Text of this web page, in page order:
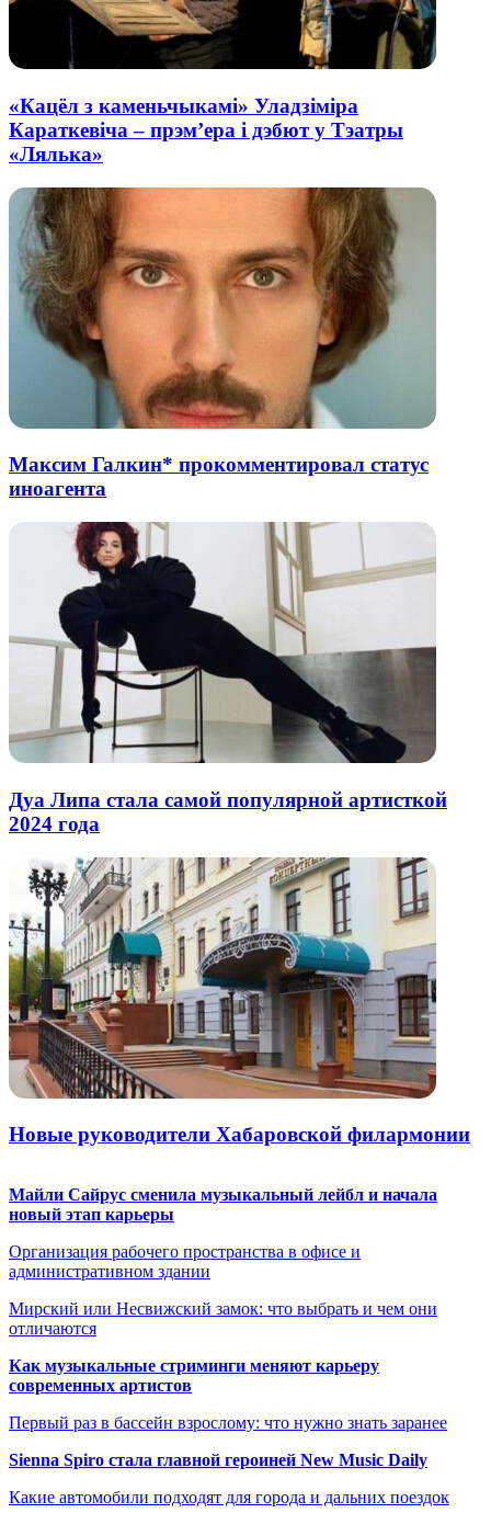
«Кацёл з каменьчыкамі» Уладзіміра
Караткевіча – прэм’ера і дэбют у Тэатры
«Лялька»
Максим Галкин* прокомментировал статус
иноагента
Дуа Липа стала самой популярной артисткой
2024 года
Новые руководители Хабаровской филармонии
Майли Сайрус сменила музыкальный лейбл и начала
новый этап карьеры
Организация рабочего пространства в офисе и
административном здании
Мирский или Несвижский замок: что выбрать и чем они
отличаются
Как музыкальные стриминги меняют карьеру
современных артистов
Первый раз в бассейн взрослому: что нужно знать заранее
Sienna Spiro стала главной героиней New Music Daily
Какие автомобили подходят для города и дальних поездок